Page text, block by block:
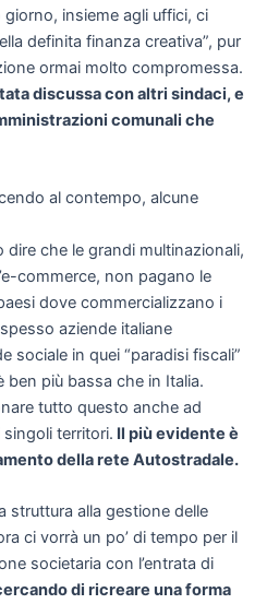
insieme agli uffici, ci
definita finanza creativa”, pur
ormai molto compromessa.
discussa con altri sindaci, e
comunali che
al contempo, alcune
che le grandi multinazionali,
commerce, non pagano le
dove commercializzano i
aziende italiane
sociale in quei “paradisi fiscali”
più bassa che in Italia.
tutto questo anche ad
territori. Il più evidente è
della rete Autostradale.
struttura alla gestione delle
ci vorrà un po’ di tempo per il
societaria con l’entrata di
di ricreare una forma